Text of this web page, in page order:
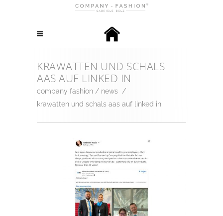
KRAWATTEN UND SCHALS
AAS AUF LINKED IN
company fashion / news /
krawatten und schals aas auf linked in